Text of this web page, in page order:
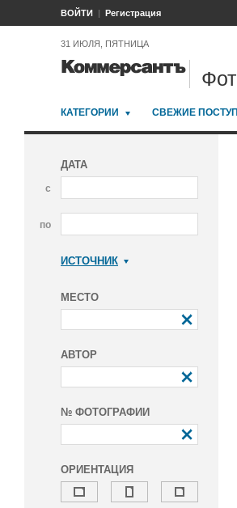
ВОЙТИ Регистрация
31 ИЮЛЯ, ПЯТНИЦА
КАТЕГОРИИ СВЕЖИЕ
ДАТА
с
по
ИСТОЧНИК
МЕСТО
АВТОР
№ ФОТОГРАФИИ
ОРИЕНТАЦИЯ